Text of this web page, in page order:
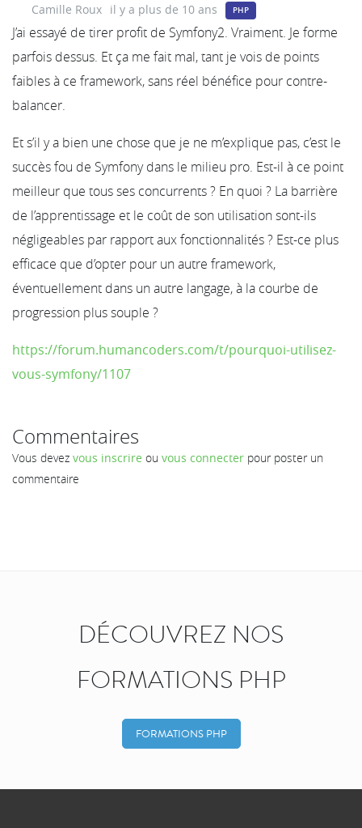
Camille Roux il y a plus de 10 ans PHP
J’ai essayé de tirer profit de Symfony2. Vraiment. Je forme
parfois dessus. Et ça me fait mal, tant je vois de points
faibles à ce framework, sans réel bénéfice pour contre-
balancer.
Et s’il y a bien une chose que je ne m’explique pas, c’est le
succès fou de Symfony dans le milieu pro. Est-il à ce point
meilleur que tous ses concurrents ? En quoi ? La barrière
de l’apprentissage et le coût de son utilisation sont-ils
négligeables par rapport aux fonctionnalités ? Est-ce plus
efficace que d’opter pour un autre framework,
éventuellement dans un autre langage, à la courbe de
progression plus souple ?
https://forum.humancoders.com/t/pourquoi-utilisez-
vous-symfony/1107
Commentaires
Vous devez vous inscrire ou vous connecter pour poster un
commentaire
DÉCOUVREZ NOS
FORMATIONS PHP
FORMATIONS PHP